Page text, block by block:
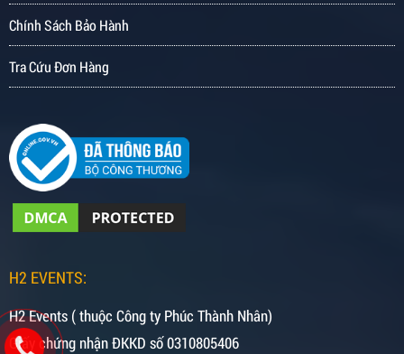
H2 EVENTS:
H2 Events ( thuộc Công ty Phúc Thành Nhân)
Giấy chứng nhận ĐKKD số 0310805406
Chính Sách Bảo Hành
Tra Cứu Đơn Hàng